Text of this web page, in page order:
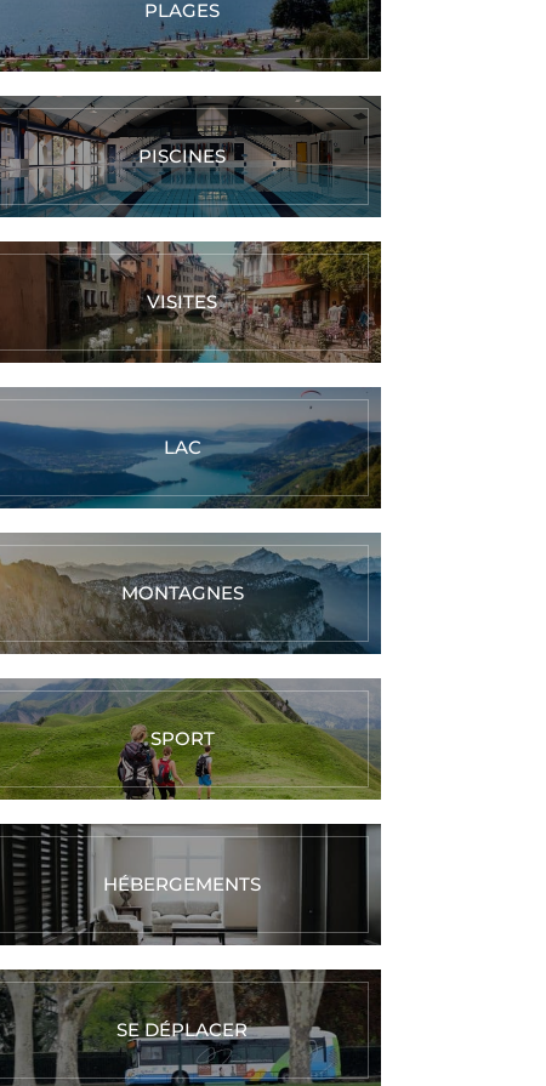
PLAGES
PISCINES
VISITES
LAC
MONTAGNES
SPORT
HÉBERGEMENTS
SE DÉPLACER